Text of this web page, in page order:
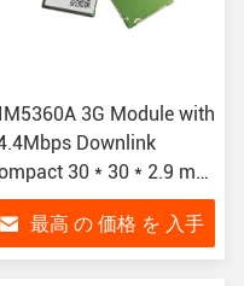
3G Module with
Downlink
30 * 30 * 2.9 mm
and 3.4V ~ 4.2V
Voltage for IoT
最高 の 価格 を 入手